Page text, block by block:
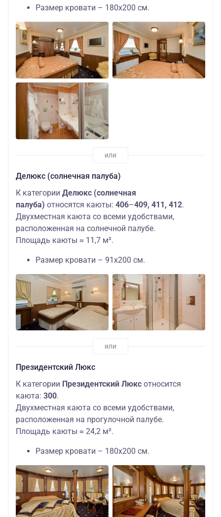
Размер кровати – 180х200 см.
Делюкс (солнечная палуба)
К категории Делюкс (солнечная
палуба) относятся каюты: 406–409, 411, 412.
Двухместная каюта со всеми удобствами,
расположенная на солнечной палубе.
Площадь каюты ≈ 11,7 м².
Размер кровати – 91х200 см.
Президентский Люкс
К категории Президентский Люкс относится
каюта: 300.
Двухместная каюта со всеми удобствами,
расположенная на прогулочной палубе.
Площадь каюты ≈ 24,2 м².
Размер кровати – 180х200 см.